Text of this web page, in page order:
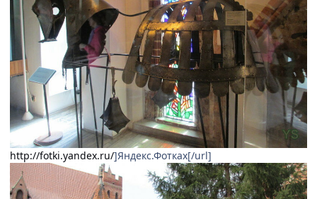
http://fotki.yandex.ru/]Яндекс.Фотках[/url]